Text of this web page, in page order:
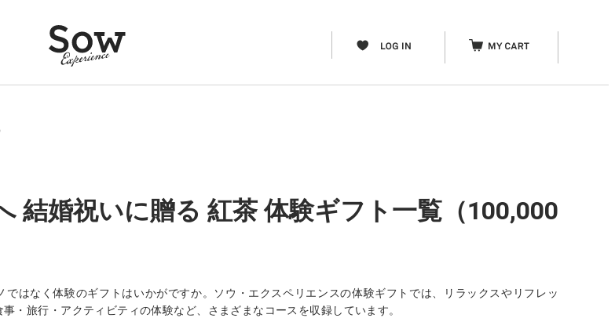
結婚祝いに贈る 紅茶 体験ギフト一覧（100,000
はなく体験のギフトはいかがですか。ソウ・エクスペリエンスの体験ギフトでは、リラックスやリフレッ
・旅行・アクティビティの体験など、さまざまなコースを収録しています。